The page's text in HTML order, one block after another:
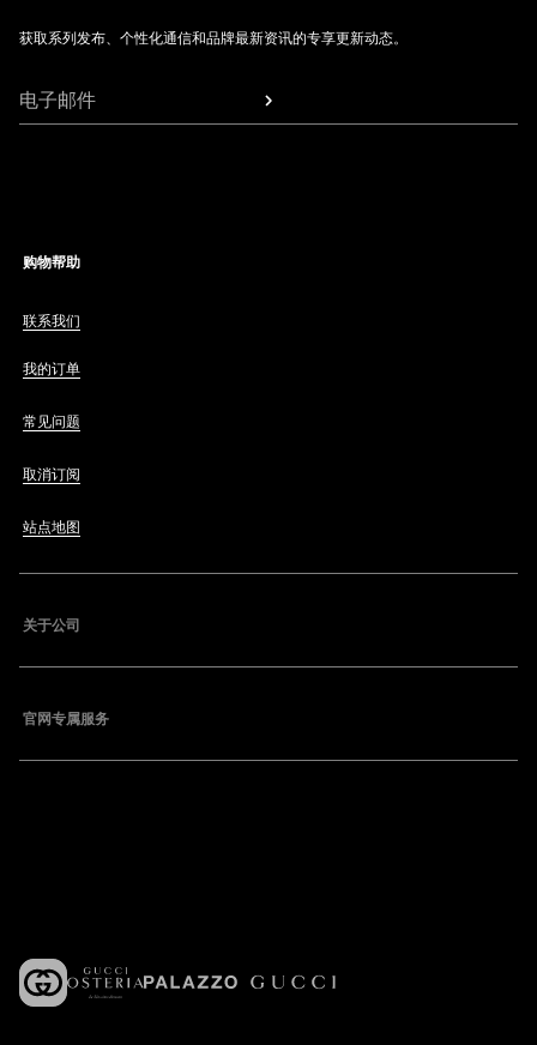
获取系列发布、个性化通信和品牌最新资讯的专享更新动态。
电子邮件
购物帮助
联系我们
我的订单
常见问题
取消订阅
站点地图
关于公司
官网专属服务